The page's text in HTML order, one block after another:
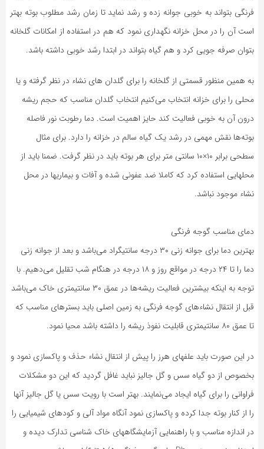
فرنگی بتواند به خوبی جوانه زده و رشد نماید تا زمان رشد مطلوب بوته بهتر
است آن را در محل خزانه نگهداری نمود که هم در استفاده از امکانات گلخانه
بتوان صرفه جویی کرد و هم گیاه بتواند در ابتدا رشد خوبی داشته باشد.
به همین منظور قسمتی از گلخانه را برای گلدان های نشاء در نظر گرفته و یا
محلی را برای خزانه انتخاب می‌کنیم انتخاب گلدان مناسب که حجم ریشه
درون آن به خوبی فعالیت کند حایز اهمیت است. دما رطوبت نور فاصله
بوته‌ها نقش مهمی در رشد یک گیاه سالم در خزانه را دارد. برای مثال
سطحی برابر ۱۰×۱۰ سانتی متر برای هر بوته باید در نظر گرفت. ضمنا باید از
محلهایی استفاده کرد که کاملا ضد عفونی شده و آفات و بیماریها در محل
نشاء موجود نباشد.
دمای مناسب گوجه فرنگی
بهترین دما برای جوانه زنی ۳۰ درجه سانتیگراد می‌باشد و بعد از جوانه زنی
دما را تا ۲۴ درجه در مواقع روز و ۱۸ درجه در هنگام شب تقلیل می‌دهیم. با
توجه به اینکه بیشترین فعالیت ریشه‌ها در عمق ۳۰ سانتیمتری خاک می‌باشد
قبل از انتقال نشاء‌های گوجه فرنگی به زمین اصلی باید بسترهای مناسب که
تا عمق ۸۰ سانتیمتری قابلیت نفوذ ریشه را داشته باشد محیا نمود.
در این صورت باید علفهای هرز را پیش از انتقال نشاء حذف و پاکسازی نمود و
بخصوص از دو گیاه سس و گل جالیز نباید غافل گردید که این دو مشکلات
فراوانی را برای گیاه ایجاد می‌نمایند. بهتر است با رویت سس یا گل جالیز آنها
را از کنار بوته جدا کرده و پاکسازی نمود آنگاه مواد آلی و کودهای شیمیایی را
در اندازه مناسب و با راهنمایی آزمایشگاههای خاک شناسی تدارک دیده و